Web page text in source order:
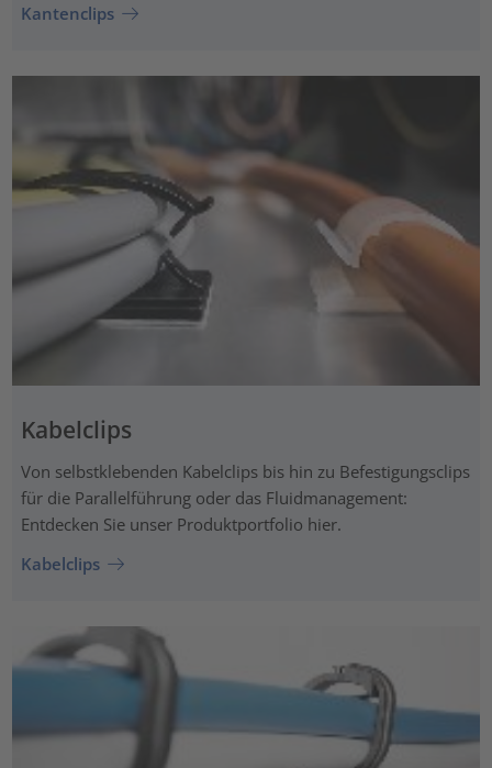
Kantenclips
Kabelclips
Von selbstklebenden Kabelclips bis hin zu Befestigungsclips
für die Parallelführung oder das Fluidmanagement:
Entdecken Sie unser Produktportfolio hier.
Kabelclips